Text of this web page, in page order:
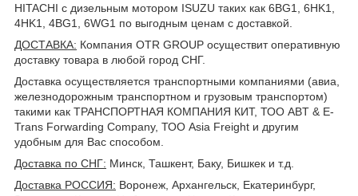
HITACHI с дизельным мотором ISUZU таких как 6BG1, 6HK1,
4HK1, 4BG1, 6WG1 по выгодным ценам с доставкой.
ДОСТАВКА: Компания OTR GROUP осуществит оперативную
доставку товара в любой город СНГ.
Доставка осуществляется транспортными компаниями (авиа,
железнодорожным транспортном и грузовым транспортом)
такими как ТРАНСПОРТНАЯ КОМПАНИЯ КИТ, ТОО ABT & E-
Trans Forwarding Company, ТОО Asia Freight и другим
удобным для Вас способом.
Доставка по СНГ: Минск, Ташкент, Баку, Бишкек и т.д.
Доставка РОССИЯ: Воронеж, Архангельск, Екатеринбург,